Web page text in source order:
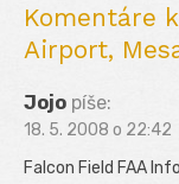
Komentáre
Airport,
Jojo píše:
18. 5. 2008 o 22:42
Falcon Field FAA